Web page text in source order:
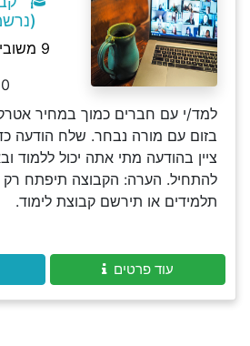
(נרשמו 2
9 משובים
למד/י עם חברים כמוך במחיר
בזום עם מורה נבחר. שלח הודעה
ציין בהודעה מתי אתה יכול ללמוד
להתחיל. הערה: הקבוצה תיפתח רק
תלמידים או תירשם קבוצת לימוד.
עוד פרטים